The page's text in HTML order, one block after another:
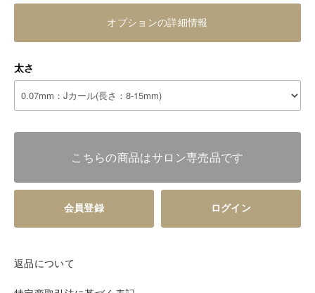
オプションの詳細情報
太さ
こちらの商品はサロン専売品です
会員登録 ログイン
返品について